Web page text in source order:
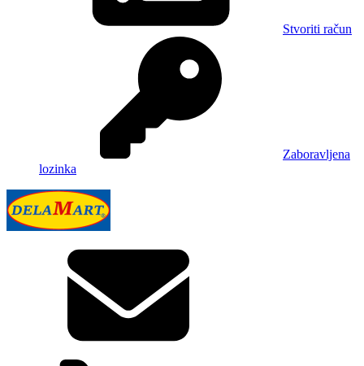
Stvoriti račun
Zaboravljena
lozinka